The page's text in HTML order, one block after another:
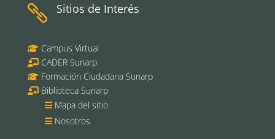
 Sitios de Interés
Campus Virtual
CADER Sunarp
Formación Ciudadana Sunarp
Biblioteca Sunarp
Mapa del sitio
Nosotros